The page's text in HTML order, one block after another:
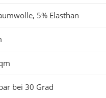
5% Elasthan
bei 30 Grad